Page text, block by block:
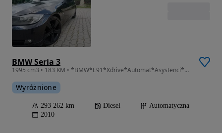
BMW Seria 3
1995 cm3 • 183 KM • *BMW*E91*Xdrive*Automat*Asystenci**Bardzo Ładna*
Wyróżnione
293 262 km Diesel
Automatyczna
2010